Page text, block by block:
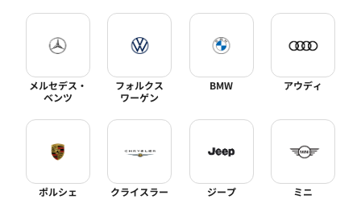
メルセデス・
ベンツ
フォルクス
ワーゲン
BMW アウディ
ポルシェ クライスラー ジープ ミニ